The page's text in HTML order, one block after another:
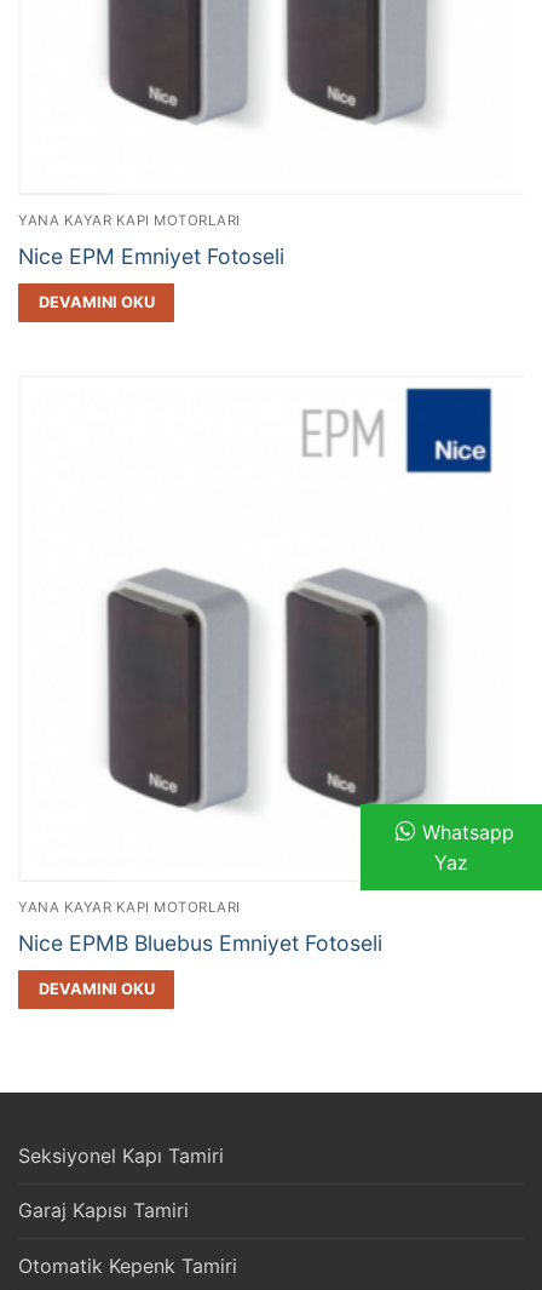
YANA KAYAR KAPI MOTORLARI
Nice EPM Emniyet Fotoseli
DEVAMINI OKU
YANA KAYAR KAPI MOTORLARI
Nice EPMB Bluebus Emniyet Fotoseli
DEVAMINI OKU
Seksiyonel Kapı Tamiri
Garaj Kapısı Tamiri
Otomatik Kepenk Tamiri
Whatsapp
Yaz